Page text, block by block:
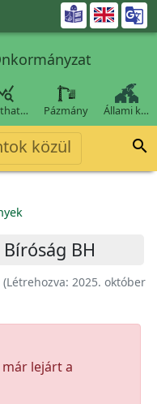

Pázmány Állami k…
közül 
BH
(Létrehozva: 2025. október
lejárt a